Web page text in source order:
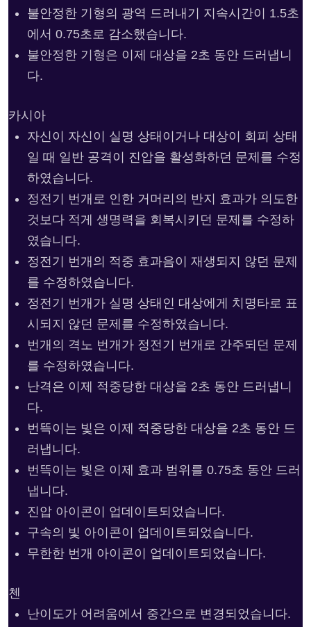
불안정한 기형의 광역 드러내기 지속시간이 1.5초
에서 0.75초로 감소했습니다.
불안정한 기형은 이제 대상을 2초 동안 드러냅니
다.
카시아
자신이 자신이 실명 상태이거나 대상이 회피 상태
일 때 일반 공격이 진압을 활성화하던 문제를 수정
하였습니다.
정전기 번개로 인한 거머리의 반지 효과가 의도한
것보다 적게 생명력을 회복시키던 문제를 수정하
였습니다.
정전기 번개의 적중 효과음이 재생되지 않던 문제
를 수정하였습니다.
정전기 번개가 실명 상태인 대상에게 치명타로 표
시되지 않던 문제를 수정하였습니다.
번개의 격노 번개가 정전기 번개로 간주되던 문제
를 수정하였습니다.
난격은 이제 적중당한 대상을 2초 동안 드러냅니
다.
번뜩이는 빛은 이제 적중당한 대상을 2초 동안 드
러냅니다.
번뜩이는 빛은 이제 효과 범위를 0.75초 동안 드러
냅니다.
진압 아이콘이 업데이트되었습니다.
구속의 빛 아이콘이 업데이트되었습니다.
무한한 번개 아이콘이 업데이트되었습니다.
첸
난이도가 어려움에서 중간으로 변경되었습니다.